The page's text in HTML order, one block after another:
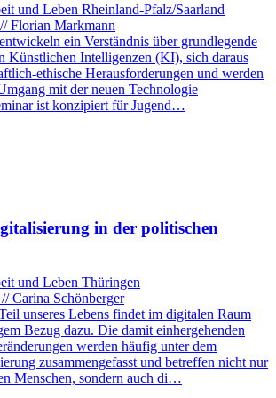
und Leben Rheinland-Pfalz/Saarland
Florian Markmann
ein Verständnis über grundlegende
Künstlichen Intelligenzen (KI), sich daraus
ethische Herausforderungen und werden
mit der neuen Technologie
ist konzipiert für Jugend…
in der politischen
und Leben Thüringen
Carina Schönberger
unseres Lebens findet im digitalen Raum
Bezug dazu. Die damit einhergehenden
werden häufig unter dem
zusammengefasst und betreffen nicht nur
Menschen, sondern auch di…